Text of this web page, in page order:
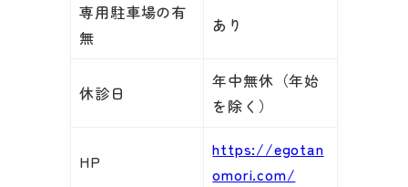
専用駐車場の有
無
あり
休診日
年中無休（年始
を除く）
HP
https://egotan
omori.com/